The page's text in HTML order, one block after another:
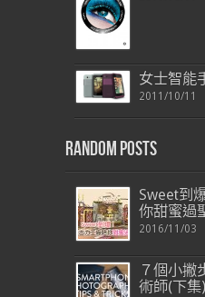
女士智能
2011/10/11
Random Posts
Sweet到
你甜蜜過
2016/11/03
７個小撇
術師(下集)